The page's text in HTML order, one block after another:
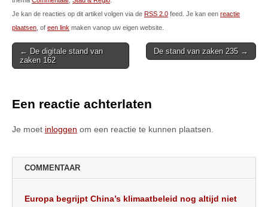
Je kan de reacties op dit artikel volgen via de RSS 2.0 feed. Je kan een reactie
plaatsen , of een link maken vanop uw eigen website.
Post
navigation
← De digitale stand van
zaken 162
De stand van zaken 235 →
Een reactie achterlaten
Je moet inloggen om een reactie te kunnen plaatsen.
COMMENTAAR
Europa begrijpt China’s klimaatbeleid nog altijd niet